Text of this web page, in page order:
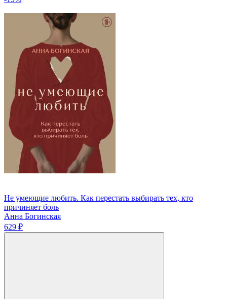
Не умеющие любить. Как перестать выбирать тех, кто
причиняет боль
Анна Богинская
629 ₽